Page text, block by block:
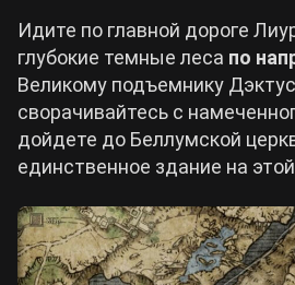
Идите по главной дороге
глубокие темные леса по
Великому подъемнику
сворачивайтесь с
дойдете до Беллумской
единственное здание на